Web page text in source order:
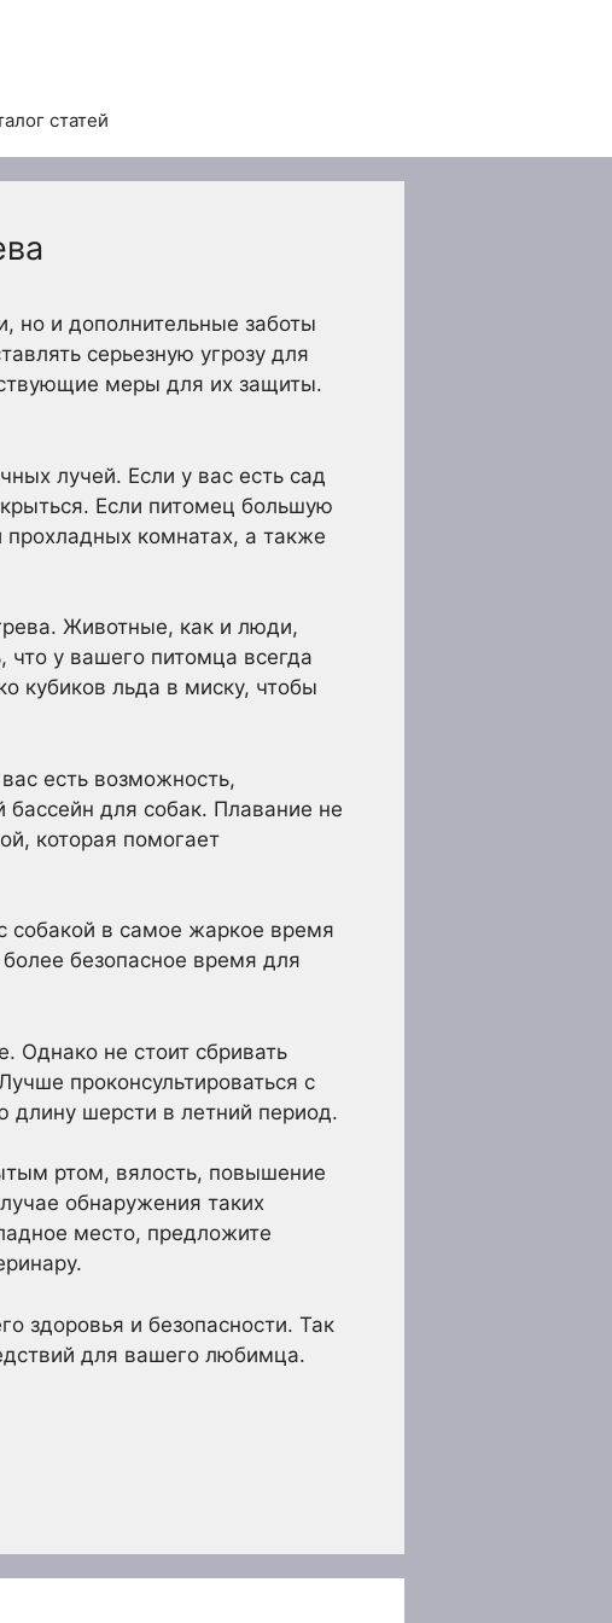
статей
но и дополнительные заботы
серьезную угрозу для
меры для их защиты.
лучей. Если у вас есть сад
Если питомец большую
комнатах, а также
Животные, как и люди,
у вашего питомца всегда
кубиков льда в миску, чтобы
есть возможность,
бассейн для собак. Плавание не
которая помогает
собакой в самое жаркое время
безопасное время для
Однако не стоит сбривать
проконсультироваться с
длину шерсти в летний период.
ртом, вялость, повышение
обнаружения таких
место, предложите
здоровья и безопасности. Так
для вашего любимца.